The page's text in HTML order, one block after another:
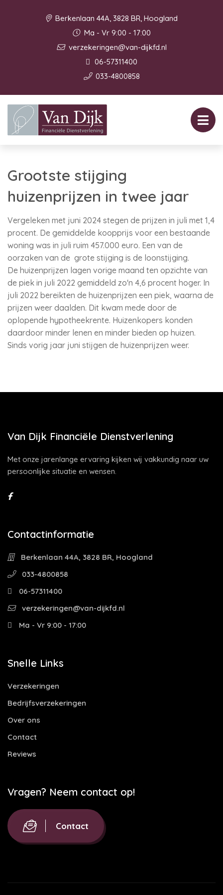
Berkenlaan 44A, 3828 BR, Hoogland
Ma - Vr 9:00 - 17:00
verzekeringen@van-dijkfd.nl
06-57311400
033-4800858
Grootste stijging
huizenprijzen in twee jaar
Vergeleken met juni 2024 stegen de prijzen in juli met 1,4
procent. De gemiddelde koopprijs voor een bestaande
woning was in juli ruim 457.000 euro. Een van de
oorzaken van de grote stijging is de loonstijging.
De huizenprijzen lagen vorige maand ten opzichte van
de piek in juli 2022 gemiddeld zo'n 4,6 procent hoger. In
juli 2022 bereikten de huizenprijzen een piek, waarna de
prijzen weer daalden. Dit kwam mede door de
oplopende hypotheekrente. Huizenkopers konden
daardoor minder lenen en minder bieden op huizen.
Sinds vorig jaar juni stijgen de huizenprijzen weer.
Van Dijk Financiële Dienstverlening
Met onze jarenlange ervaring kijken wij vakkundig naar uw
persoonlijke situatie en wensen.
Contactinformatie
Berkenlaan 44A, 3828 BR, Hoogland
033-4800858
06-57311400
verzekeringen@van-dijkfd.nl
Ma - Vr 9:00 - 17:00
Snelle Links
Verzekeringen
Bedrijfsverzekeringen
Over ons
Contact
Reviews
Vragen? Neem contact op!
Contact